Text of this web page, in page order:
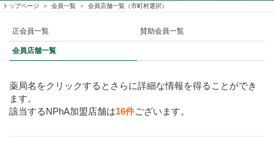
トップページ 会員一覧 会員店舗一覧（市町村選択）
正会員一覧 賛助会員一覧
会員店舗一覧
薬局名をクリックするとさらに詳細な情報を得ることができ
ます。
該当するNPhA加盟店舗は16件ございます。